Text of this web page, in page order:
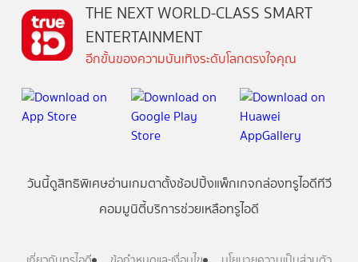
THE NEXT WORLD-CLASS SMART
ENTERTAINMENT
อีกขั้นของความบันเทิงระดับโลกตรงใจคุณ
วันนี้ดูสิทธิพิเศษอ่านเกมตาตั้งช้อปปิ้งแพ็กเกจกล่องทรูไอดีทีวี
คอมมูนิตี้บริการช่วยเหลือทรูไอดี